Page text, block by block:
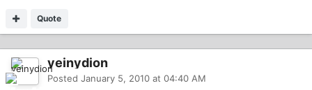
Quote
yeinydion
Posted January 5, 2010 at 04:40 AM